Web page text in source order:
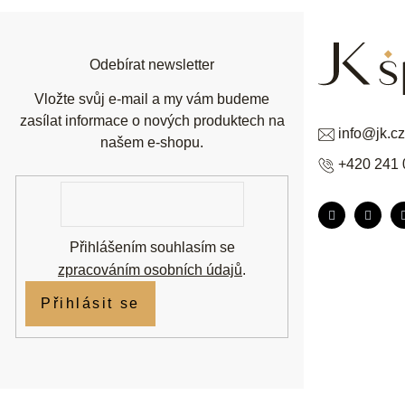
info@jk.cz
+420 241
Odebírat newsletter
Vložte svůj e-mail a my vám budeme
zasílat informace o nových produktech na
našem e-shopu.
Přihlášením souhlasím se
zpracováním osobních údajů.
Přihlásit se